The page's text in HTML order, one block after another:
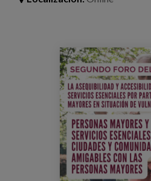
Blog
Trabaja con nosotros
Canal de denuncias